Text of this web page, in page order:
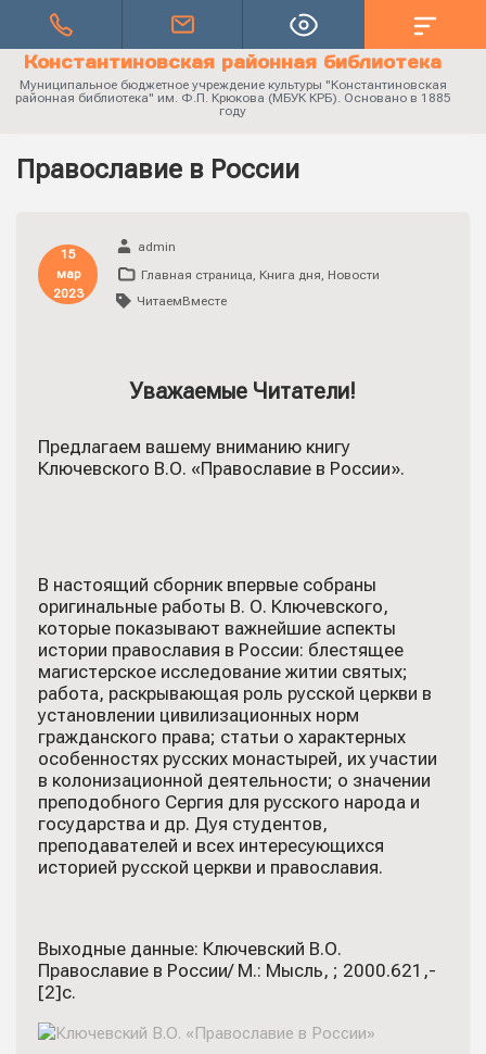
Константиновская районная библиотека
Муниципальное бюджетное учреждение культуры "Константиновская
районная библиотека" им. Ф.П. Крюкова (МБУК КРБ). Основано в 1885
году
Православие в России
15
мар
2023
admin
Главная страница, Книга дня, Новости
ЧитаемВместе
Уважаемые Читатели!
Предлагаем вашему вниманию книгу
Ключевского В.О. «Православие в России».
В настоящий сборник впервые собраны
оригинальные работы В. О. Ключевского,
которые показывают важнейшие аспекты
истории православия в России: блестящее
магистерское исследование житии святых;
работа, раскрывающая роль русской церкви в
установлении цивилизационных норм
гражданского права; статьи о характерных
особенностях русских монастырей, их участии
в колонизационной деятельности; о значении
преподобного Сергия для русского народа и
государства и др. Дуя студентов,
преподавателей и всех интересующихся
историей русской церкви и православия.
Выходные данные: Ключевский В.О.
Православие в России/ М.: Мысль, ; 2000.621,-
[2]c.